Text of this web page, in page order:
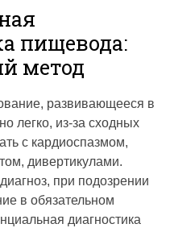
пищевода:
метод
развивающееся в
легко, из-за сходных
с кардиоспазмом,
дивертикулами.
при подозрении
в обязательном
диагностика